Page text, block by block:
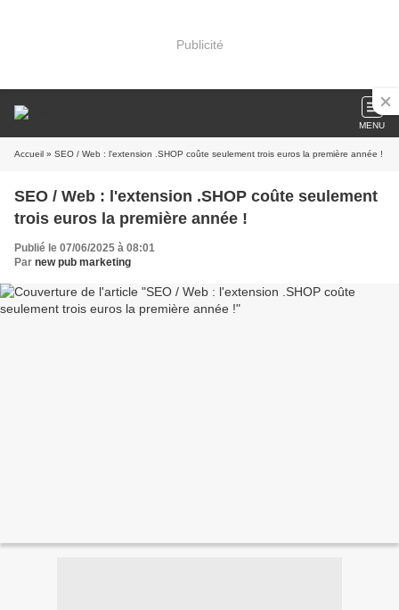
Publicité
MENU
Accueil » SEO / Web : l'extension .SHOP coûte seulement trois euros la première année !
SEO / Web : l'extension .SHOP coûte seulement
trois euros la première année !
Publié le 07/06/2025 à 08:01
Par new pub marketing